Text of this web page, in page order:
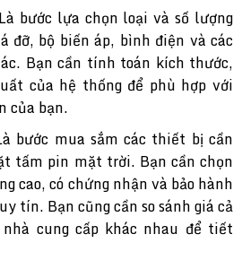
bước lựa chọn loại và số lượng
đỡ, bộ biến áp, bình điện và các
Bạn cần tính toán kích thước,
của hệ thống để phù hợp với
của bạn.
bước mua sắm các thiết bị cần
tấm pin mặt trời. Bạn cần chọn
cao, có chứng nhận và bảo hành
tín. Bạn cũng cần so sánh giá cả
cung cấp khác nhau để tiết